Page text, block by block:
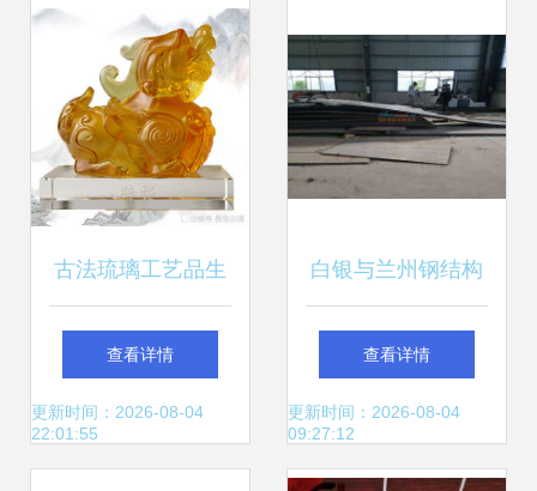
古法琉璃工艺品生
产厂家,琉璃工艺品
批发市场,古法琉璃
查看详情
更新时间：2026-08-04
22:01:55
白银与兰州钢结构
加工厂探析 品质与
名声的背后
查看详情
更新时间：2026-08-04
09:27:12